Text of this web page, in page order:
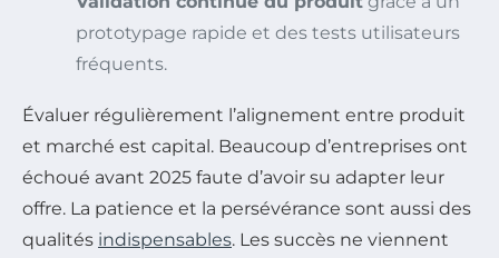
prototypage rapide et des tests utilisateurs
fréquents.
Évaluer régulièrement l’alignement entre produit
et marché est capital. Beaucoup d’entreprises ont
échoué avant 2025 faute d’avoir su adapter leur
offre. La patience et la persévérance sont aussi des
qualités indispensables. Les succès ne viennent